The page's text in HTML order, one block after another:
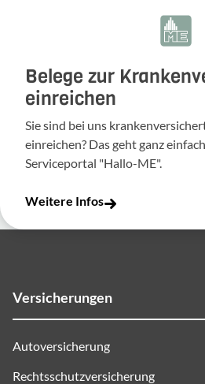
Belege zur
einreichen
Sie sind bei uns
einreichen? Das geht ganz
Serviceportal "Hallo-ME".
Weitere Infos
Versicherungen
Autoversicherung
Rechtsschutzversicherung